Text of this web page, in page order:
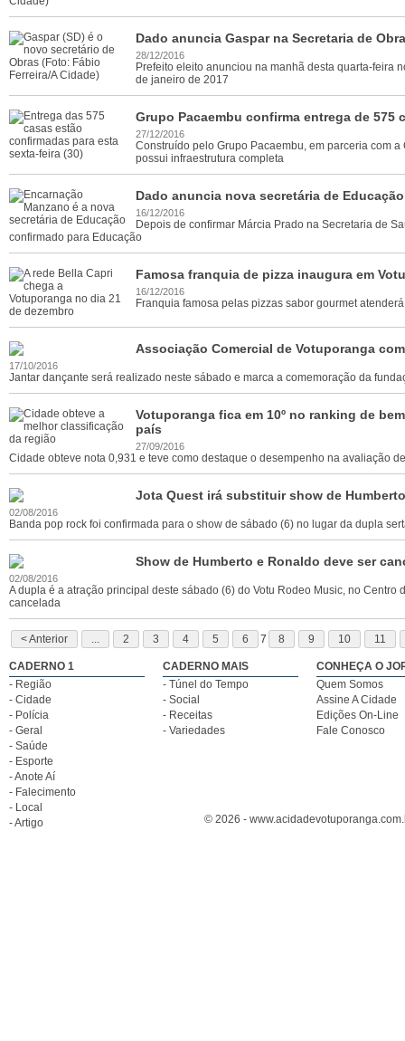
Dado anuncia Gaspar na Secretaria de
28/12/2016
Prefeito eleito anunciou na manhã desta quarta-feira
de janeiro de 2017
Grupo Pacaembu confirma entrega de 575
27/12/2016
Construído pelo Grupo Pacaembu, em parceria com
possui infraestrutura completa
Dado anuncia nova secretária de Educação
16/12/2016
Depois de confirmar Márcia Prado na Secretaria de
confirmado para Educação
Famosa franquia de pizza inaugura em
16/12/2016
Franquia famosa pelas pizzas sabor gourmet
Associação Comercial de Votuporanga
17/10/2016
Jantar dançante será realizado neste sábado e marca a comemoração da
Votuporanga fica em 10º no ranking de
país
27/09/2016
Cidade obteve nota 0,931 e teve como destaque o desempenho na avaliação
Jota Quest irá substituir show de
02/08/2016
Banda pop rock foi confirmada para o show de sábado (6) no lugar da dupla
Show de Humberto e Ronaldo deve ser
02/08/2016
A dupla é a atração principal deste sábado (6) do Votu Rodeo Music, no
cancelada
< Anterior ... 2 3 4 5 6 7 8 9 10 11
CADERNO 1
- Região
- Cidade
- Polícia
- Geral
- Saúde
- Esporte
- Anote Aí
- Falecimento
- Local
- Artigo
CADERNO MAIS
- Túnel do Tempo
- Social
- Receitas
- Variedades
CONHEÇA O
Quem Somos
Assine A Cidade
Edições On-Line
Fale Conosco
© 2026 -